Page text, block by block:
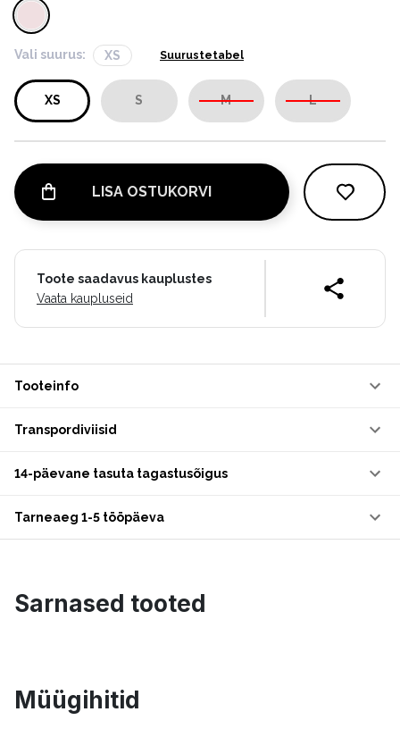
Vali suurus: XS Suurustetabel
XS S M L
LISA OSTUKORVI
Toote saadavus kauplustes
Vaata kaupluseid
Tooteinfo
Transpordiviisid
14-päevane tasuta tagastusõigus
Tarneaeg 1-5 tööpäeva
Sarnased tooted
Müügihitid